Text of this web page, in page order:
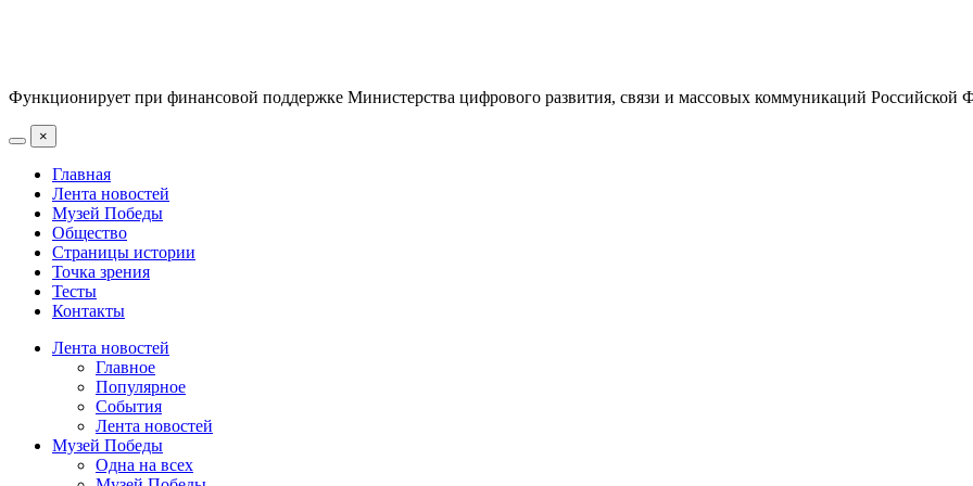
Функционирует при финансовой поддержке Министерства цифрового развития, связи и массовых коммуникаций Российской
×
Главная
Лента новостей
Музей Победы
Общество
Страницы истории
Точка зрения
Тесты
Контакты
Лента новостей
Главное
Популярное
События
Лента новостей
Музей Победы
Одна на всех